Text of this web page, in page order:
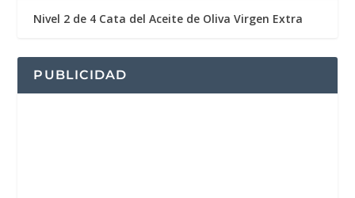
Nivel 2 de 4 Cata del Aceite de Oliva Virgen Extra
PUBLICIDAD